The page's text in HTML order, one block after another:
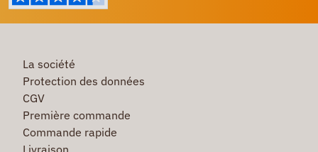
La société
Protection des données
CGV
Première commande
Commande rapide